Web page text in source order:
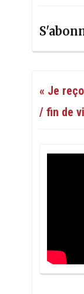
« Je
/ fin de